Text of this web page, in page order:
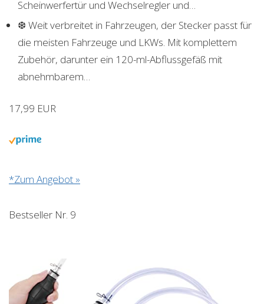
Scheinwerfertür und Wechselregler und…
❆ Weit verbreitet in Fahrzeugen, der Stecker passt für
die meisten Fahrzeuge und LKWs. Mit komplettem
Zubehör, darunter ein 120-ml-Abflussgefäß mit
abnehmbarem…
17,99 EUR
*Zum Angebot »
Bestseller Nr. 9